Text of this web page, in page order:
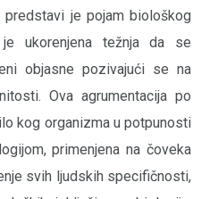
predstavi je pojam biološkog
ukorenjena težnja da se
objasne pozivajući se na
Ova agrumentacija po
kog organizma u potpunosti
primenjena na čoveka
svih ljudskih specifičnosti,